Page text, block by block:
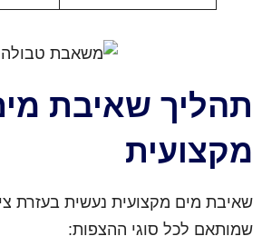
תהליך שאיבת
מקצועית
שאיבת מים מקצועית נעשית בעזרת
שמותאם לכל סוגי ההצפות: